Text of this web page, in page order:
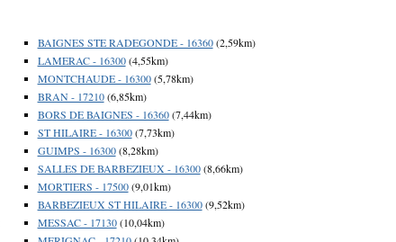
BAIGNES STE RADEGONDE - 16360(2,59km)
LAMERAC - 16300(4,55km)
MONTCHAUDE - 16300(5,78km)
BRAN - 17210(6,85km)
BORS DE BAIGNES - 16360(7,44km)
ST HILAIRE - 16300(7,73km)
GUIMPS - 16300(8,28km)
SALLES DE BARBEZIEUX - 16300(8,66km)
MORTIERS - 17500(9,01km)
BARBEZIEUX ST HILAIRE - 16300(9,52km)
MESSAC - 17130(10,04km)